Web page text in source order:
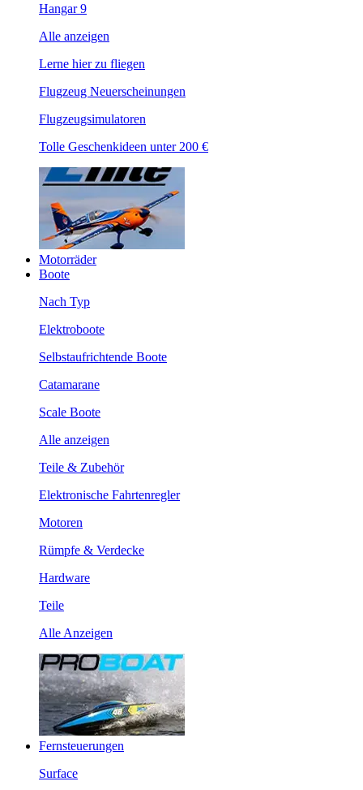
Hangar 9
Alle anzeigen
Lerne hier zu fliegen
Flugzeug Neuerscheinungen
Flugzeugsimulatoren
Tolle Geschenkideen unter 200 €
Motorräder
Boote
Nach Typ
Elektroboote
Selbstaufrichtende Boote
Catamarane
Scale Boote
Alle anzeigen
Teile & Zubehör
Elektronische Fahrtenregler
Motoren
Rümpfe & Verdecke
Hardware
Teile
Alle Anzeigen
Fernsteuerungen
Surface